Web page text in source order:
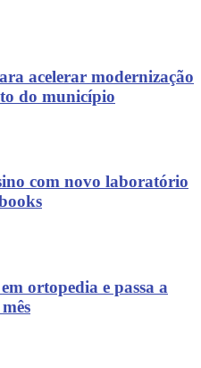
acelerar modernização
do município
com novo laboratório
ortopedia e passa a